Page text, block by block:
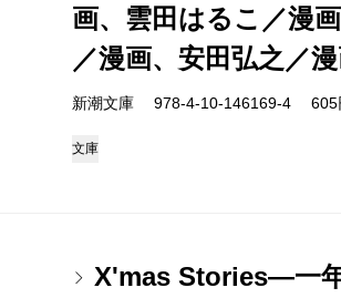
画、雲田はるこ／漫
／漫画、安田弘之／
新潮文庫 978-4-10-146169-4
文庫
X'mas Stories―一